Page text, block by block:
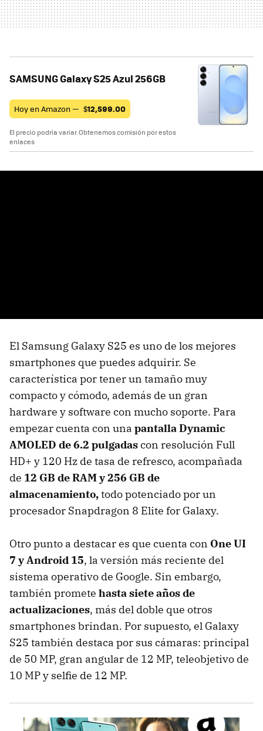
SAMSUNG Galaxy S25 Azul 256GB
Hoy en Amazon — $12,599.00
El precio podría variar. Obtenemos comisión por estos
enlaces
El Samsung Galaxy S25 es uno de los mejores
smartphones que puedes adquirir. Se
característica por tener un tamaño muy
compacto y cómodo, además de un gran
hardware y software con mucho soporte. Para
empezar cuenta con una pantalla Dynamic
AMOLED de 6.2 pulgadascon resolución Full
HD+ y 120 Hz de tasa de refresco, acompañada
de 12 GB de RAM y 256 GB de
almacenamiento,todo potenciado por un
procesador Snapdragon 8 Elite for Galaxy.
Otro punto a destacar es que cuenta con One UI
7 y Android 15, la versión más reciente del
sistema operativo de Google. Sin embargo,
también promete hasta siete años de
actualizaciones, más del doble que otros
smartphones brindan. Por supuesto, el Galaxy
S25 también destaca por sus cámaras: principal
de 50 MP, gran angular de 12 MP, teleobjetivo de
10 MP y selfie de 12 MP.